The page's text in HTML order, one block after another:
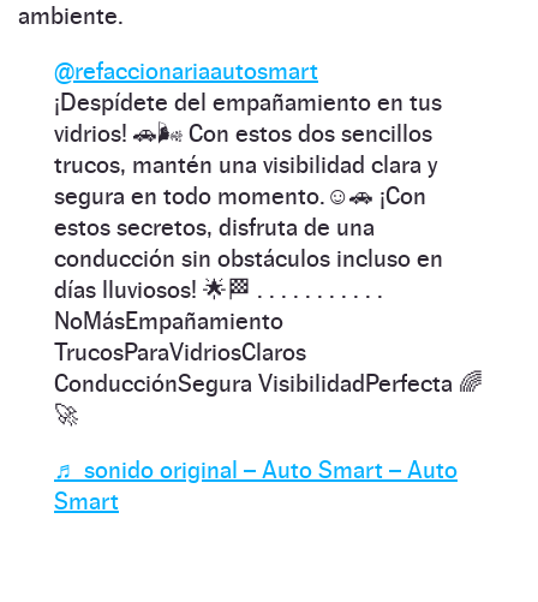
ambiente.
@refaccionariaautosmart
¡Despídete del empañamiento en tus
vidrios! 🚗🌬️ Con estos dos sencillos
trucos, mantén una visibilidad clara y
segura en todo momento.☺🚗 ¡Con
estos secretos, disfruta de una
conducción sin obstáculos incluso en
días lluviosos! 🌟🏁 . . . . . . . . . . .
NoMásEmpañamiento
TrucosParaVidriosClaros
ConducciónSegura VisibilidadPerfecta 🌈
🚀
♬ sonido original – Auto Smart – Auto
Smart